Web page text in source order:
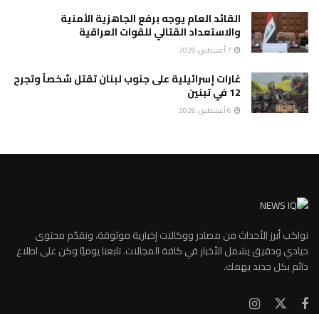
القائد العام يوجه برفع الجاهزية الأمنية
والاستعداد القتالي للقوات العراقية
غارات إسرائيلية على جنوب لبنان تقتل شخصاً وتجرح
12 في تبنين
نواكب أبرز الأحداث من مصادر ووكالات إخبارية موثوقة، ونقدّم محتوى
حيادي ودقيق يشمل الأخبار في كافة المجالات. تابعنا يوميًا وكن على اطلاع
دائم بكل جديد يهمك.